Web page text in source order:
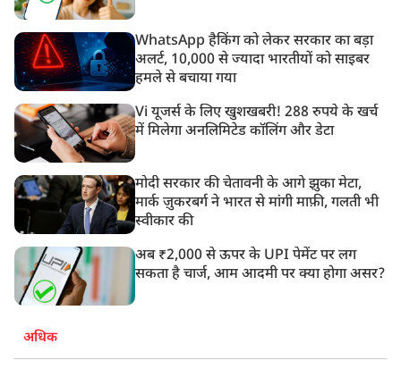
WhatsApp हैकिंग को लेकर सरकार का बड़ा
अलर्ट, 10,000 से ज्यादा भारतीयों को साइबर
हमले से बचाया गया
Vi यूजर्स के लिए खुशखबरी! 288 रुपये के खर्च
में मिलेगा अनलिमिटेड कॉलिंग और डेटा
मोदी सरकार की चेतावनी के आगे झुका मेटा,
मार्क ज़ुकरबर्ग ने भारत से मांगी माफ़ी, गलती भी
स्वीकार की
अब ₹2,000 से ऊपर के UPI पेमेंट पर लग
सकता है चार्ज, आम आदमी पर क्या होगा असर?
अधिक